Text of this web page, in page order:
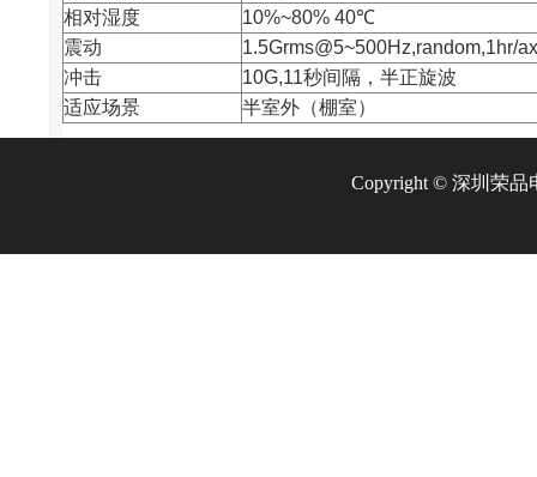
相对湿度
10%~80% 40℃
震动
1.5Grms@5~500Hz,random,1hr/
冲击
10G,11秒间隔，半正旋波
适应场景
半室外（棚室）
Copyright © 深圳荣品